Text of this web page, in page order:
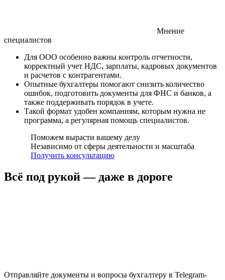
Мнение
специалистов
Для ООО особенно важны контроль отчетности,
корректный учет НДС, зарплаты, кадровых документов
и расчетов с контрагентами.
Опытные бухгалтеры помогают снизить количество
ошибок, подготовить документы для ФНС и банков, а
также поддерживать порядок в учете.
Такой формат удобен компаниям, которым нужна не
программа, а регулярная помощь специалистов.
Поможем вырасти вашему делу
Независимо от сферы деятельности и масштаба
Получить консультацию
Всё под рукой — даже в дороге
Отправляйте документы и вопросы бухгалтеру в Telegram-